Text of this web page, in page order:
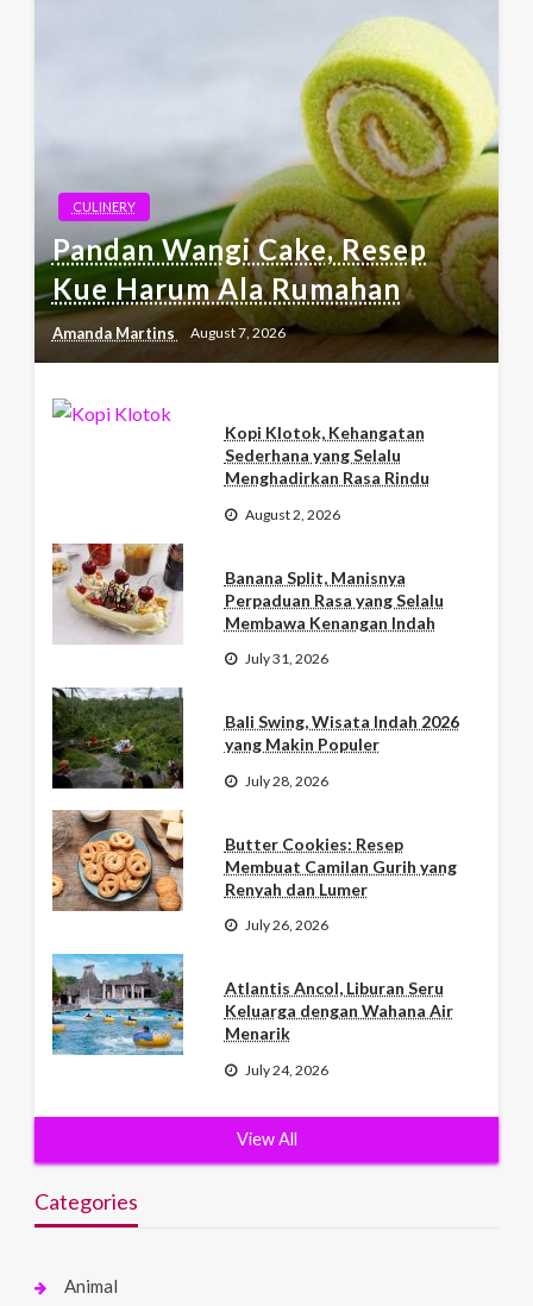
CULINERY
Pandan Wangi Cake, Resep
Kue Harum Ala Rumahan
Amanda Martins August 7, 2026
Kopi Klotok, Kehangatan
Sederhana yang Selalu
Menghadirkan Rasa Rindu
August 2, 2026
Banana Split, Manisnya
Perpaduan Rasa yang Selalu
Membawa Kenangan Indah
July 31, 2026
Bali Swing, Wisata Indah 2026
yang Makin Populer
July 28, 2026
Butter Cookies: Resep
Membuat Camilan Gurih yang
Renyah dan Lumer
July 26, 2026
Atlantis Ancol, Liburan Seru
Keluarga dengan Wahana Air
Menarik
July 24, 2026
View All
Categories
Animal